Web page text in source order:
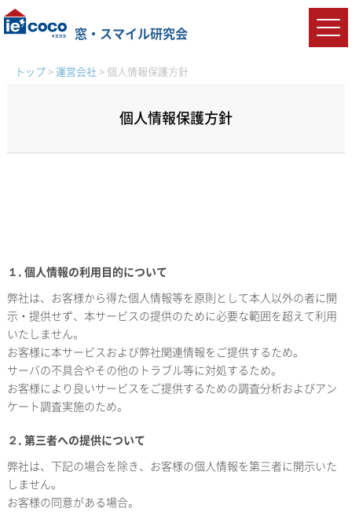
窓・スマイル研究会
トップ> 運営会社> 個人情報保護方針
個人情報保護方針
１. 個人情報の利用目的について
弊社は、お客様から得た個人情報等を原則として本人以外の者に開
示・提供せず、本サービスの提供のために必要な範囲を超えて利用
いたしません。
お客様に本サービスおよび弊社関連情報をご提供するため。
サーバの不具合やその他のトラブル等に対処するため。
お客様により良いサービスをご提供するための調査分析およびアン
ケート調査実施のため。
２. 第三者への提供について
弊社は、下記の場合を除き、お客様の個人情報を第三者に開示いた
しません。
お客様の同意がある場合。